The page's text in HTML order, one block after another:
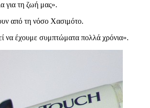
για τη ζωή μας».
από τη νόσο Χασιμότο.
να έχουμε συμπτώματα πολλά χρόνια».